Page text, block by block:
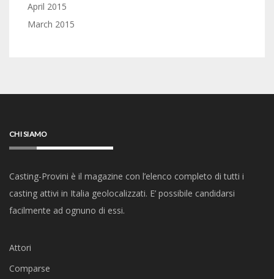
April 2015
March 2015
CHI SIAMO
Casting-Provini è il magazine con l’elenco completo di tutti i
casting attivi in Italia geolocalizzati. E’ possibile candidarsi
facilmente ad ognuno di essi.
Attori
Comparse